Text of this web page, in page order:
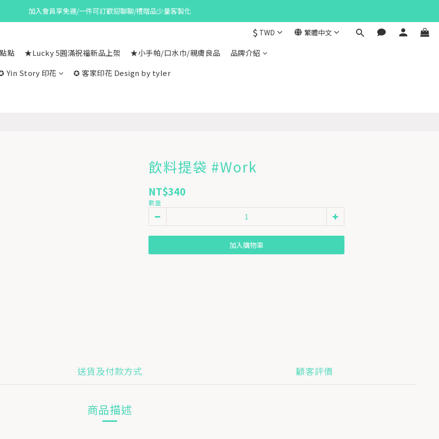
加入會員享免運/一件可訂歡迎聊聊/禮贈品少量客製化
$ TWD 繁體中文
點 ★Lucky 5圓滿祝福新品上架 ★小手帕/口水巾/親膚良品
品牌介紹
Yin Story 印花
✪ 客家印花 Design by tyler
飲料提袋 #Work
NT$340
數量
加入購物車
送貨及付款方式 顧客評價
商品描述